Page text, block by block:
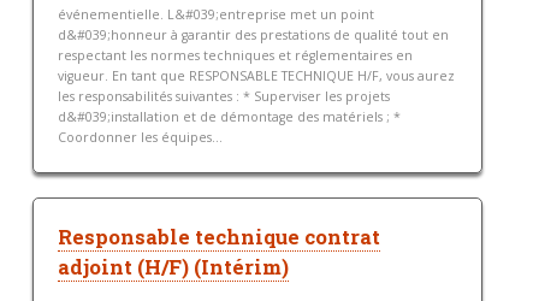
événementielle. L&#039;entreprise met un point
d&#039;honneur à garantir des prestations de qualité tout en
respectant les normes techniques et réglementaires en
vigueur. En tant que RESPONSABLE TECHNIQUE H/F, vous aurez
les responsabilités suivantes : * Superviser les projets
d&#039;installation et de démontage des matériels ; *
Coordonner les équipes...
Responsable technique contrat
adjoint (H/F) (Intérim)